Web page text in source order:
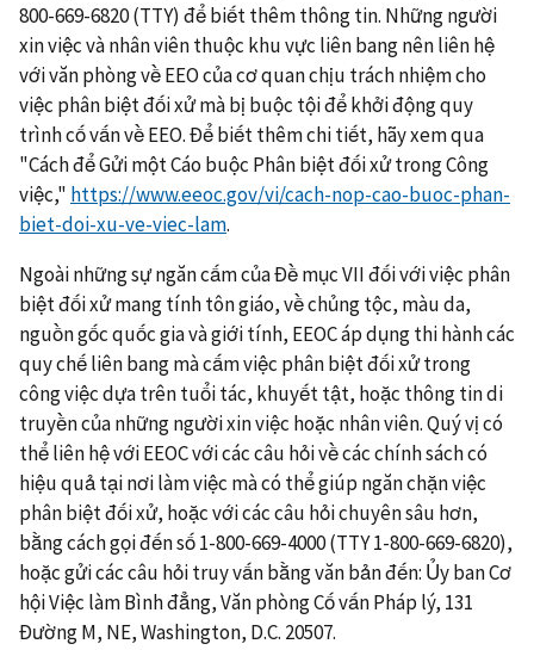
800-669-6820 (TTY) để biết thêm thông tin. Những người
xin việc và nhân viên thuộc khu vực liên bang nên liên hệ
với văn phòng về EEO của cơ quan chịu trách nhiệm cho
việc phân biệt đối xử mà bị buộc tội để khởi động quy
trình cố vấn về EEO. Để biết thêm chi tiết, hãy xem qua
"Cách để Gửi một Cáo buộc Phân biệt đối xử trong Công
việc," https://www.eeoc.gov/vi/cach-nop-cao-buoc-phan-
biet-doi-xu-ve-viec-lam.
Ngoài những sự ngăn cấm của Đề mục VII đối với việc phân
biệt đối xử mang tính tôn giáo, về chủng tộc, màu da,
nguồn gốc quốc gia và giới tính, EEOC áp dụng thi hành các
quy chế liên bang mà cấm việc phân biệt đối xử trong
công việc dựa trên tuổi tác, khuyết tật, hoặc thông tin di
truyền của những người xin việc hoặc nhân viên. Quý vị có
thể liên hệ với EEOC với các câu hỏi về các chính sách có
hiệu quả tại nơi làm việc mà có thể giúp ngăn chặn việc
phân biệt đối xử, hoặc với các câu hỏi chuyên sâu hơn,
bằng cách gọi đến số 1-800-669-4000 (TTY 1-800-669-6820),
hoặc gửi các câu hỏi truy vấn bằng văn bản đến: Ủy ban Cơ
hội Việc làm Bình đẳng, Văn phòng Cố vấn Pháp lý, 131
Đường M, NE, Washington, D.C. 20507.